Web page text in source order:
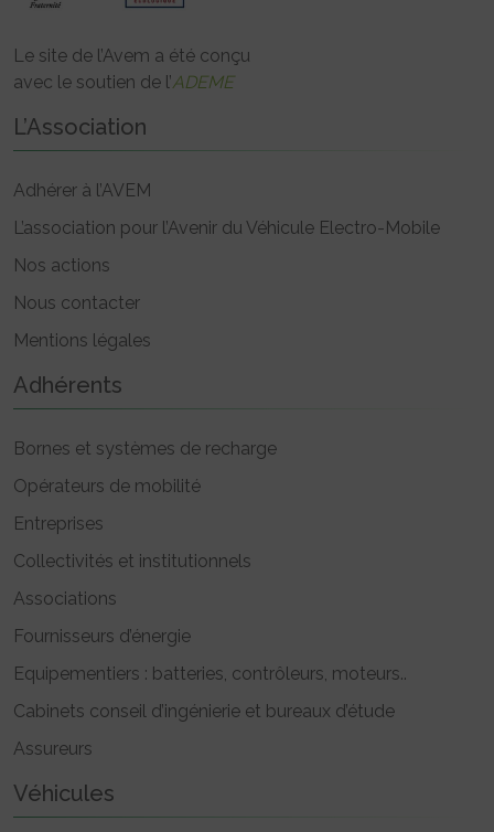
Le site de l’Avem a été conçu
avec le soutien de l’ADEME
L’Association
Adhérer à l’AVEM
L’association pour l’Avenir du Véhicule Electro-Mobile
Nos actions
Nous contacter
Mentions légales
Adhérents
Bornes et systèmes de recharge
Opérateurs de mobilité
Entreprises
Collectivités et institutionnels
Associations
Fournisseurs d’énergie
Equipementiers : batteries, contrôleurs, moteurs..
Cabinets conseil d’ingénierie et bureaux d’étude
Assureurs
Véhicules